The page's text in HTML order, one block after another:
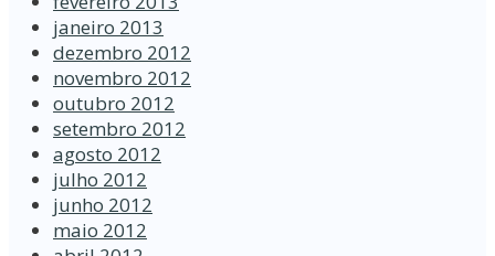
janeiro 2013
dezembro 2012
novembro 2012
outubro 2012
setembro 2012
agosto 2012
julho 2012
junho 2012
maio 2012